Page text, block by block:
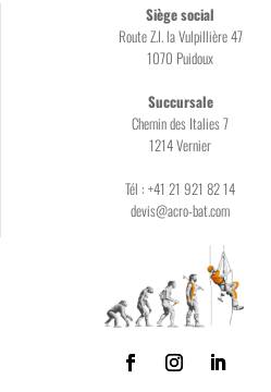
Siège social
Route Z.I. la Vulpillière 47
1070 Puidoux
Succursale
Chemin des Italies 7
1214 Vernier
Tél : +41 21 921 82 14
devis@acro-bat.com